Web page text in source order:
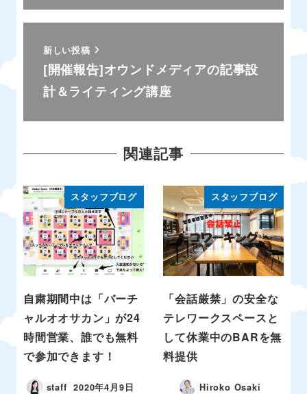
新しい投稿
[開催報告]オウンドメディアの記事設
計＆ライティング講座
関連記事
スタッフブログ
自粛期間中は「バーチ
ャルオオサカン」が24
時間営業、誰でも無料
で参加できます！
staff 2020年4月9日
スタッフブログ
「会話厳禁」の安全な
テレワークスペースと
して休業中のBARを無
料提供
Hiroko Osaki